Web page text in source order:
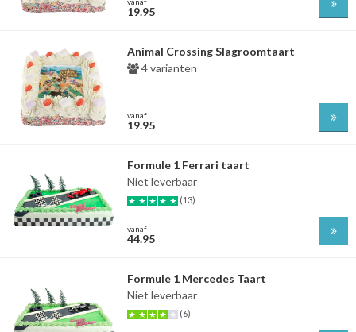
19.95
Animal Crossing Slagroomtaart
4 varianten
vanaf
19.95
Formule 1 Ferrari taart
Niet leverbaar
(13)
vanaf
44.95
Formule 1 Mercedes Taart
Niet leverbaar
(6)